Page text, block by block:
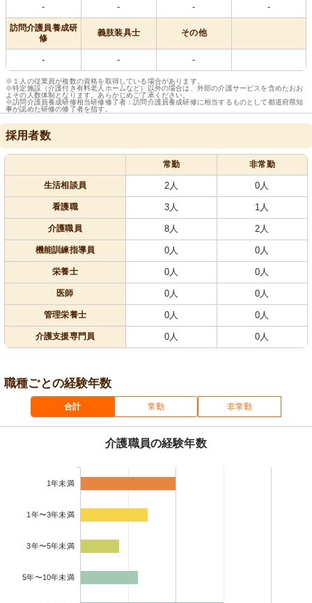
- - - -
訪問介護員養成研
修
義肢装具士 その他
- - -
※１人の従業員が複数の資格を取得している場合があります。
※特定施設（介護付き有料老人ホームなど）以外の場合は、外部の介護サービスを含めたおお
よその人数体制となります。あらかじめご了承ください。
※訪問介護員養成研修相当研修修了者：訪問介護員養成研修に相当するものとして都道府県知
事が認めた研修の修了者を指す。
採用者数
常勤 非常勤
生活相談員 2人 0人
看護職 3人 1人
介護職員 8人 2人
機能訓練指導員 0人 0人
栄養士 0人 0人
医師 0人 0人
管理栄養士 0人 0人
介護支援専門員 0人 0人
職種ごとの経験年数
合計 常勤 非常勤
介護職員の経験年数
1年未満
1年〜3年未満
3年〜5年未満
5年〜10年未満